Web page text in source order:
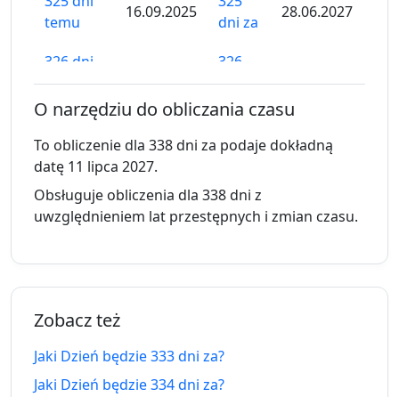
temu
16.09.2025
dni za
28.06.2027
326 dni
temu
326
dni za
327 dni
temu
327
dni za
temu
13.09.2025
dni za
temu
dni za
temu
331 dni
temu
10.09.2025
331
dni za
O narzędziu do obliczania czasu
To obliczenie dla 338 dni za podaje dokładną
datę 11 lipca 2027.
Obsługuje obliczenia dla 338 dni z
uwzględnieniem lat przestępnych i zmian czasu.
Zobacz też
Jaki Dzień będzie 333 dni za?
Jaki Dzień będzie 334 dni za?